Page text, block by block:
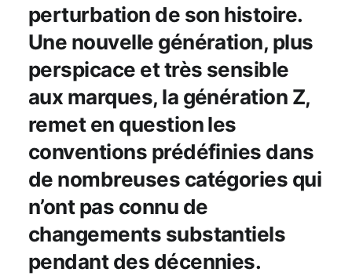
perturbation de son histoire.
Une nouvelle génération, plus
perspicace et très sensible
aux marques, la génération Z,
remet en question les
conventions prédéfinies dans
de nombreuses catégories qui
n’ont pas connu de
changements substantiels
pendant des décennies.